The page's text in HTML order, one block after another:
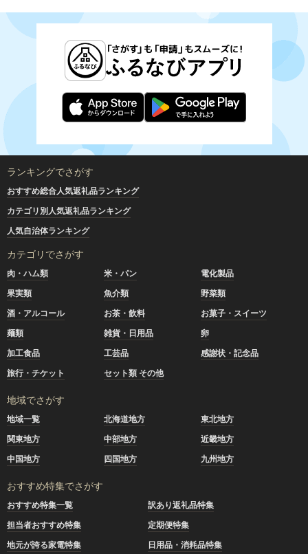
ランキングでさがす
おすすめ総合人気返礼品ランキング
カテゴリ別人気返礼品ランキング
人気自治体ランキング
カテゴリでさがす
肉・ハム類 米・パン
電化製品
果実類
魚介類
野菜類
酒・アルコール
お茶・飲料
お菓子・スイーツ
麺類
雑貨・日用品
卵
加工食品
工芸品
感謝状・記念品
旅行・チケット
セット類 その他
地域でさがす
地域一覧 北海道地方
東北地方
関東地方
中部地方
近畿地方
中国地方
四国地方 九州地方
おすすめ特集でさがす
おすすめ特集一覧
訳あり返礼品特集
担当者おすすめ特集
定期便特集
地元が誇る家電特集
日用品・消耗品特集